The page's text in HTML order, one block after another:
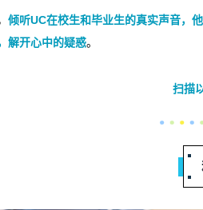
倾听UC在校生和毕业生的真实声音，
解开心中的疑惑。
扫描